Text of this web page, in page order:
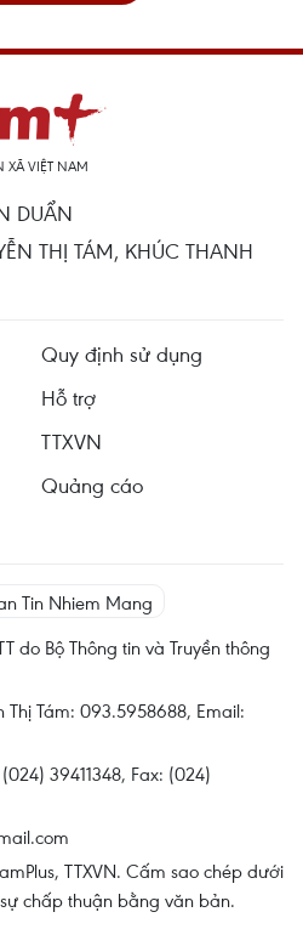
VIỆT NAM
DUẨN
THỊ TÁM, KHÚC THANH
Quy định sử dụng
Hỗ trợ
TTXVN
Quảng cáo
do Bộ Thông tin và Truyền thông
Thị Tám: 093.5958688, Email:
39411348, Fax: (024)
TTXVN. Cấm sao chép dưới
chấp thuận bằng văn bản.